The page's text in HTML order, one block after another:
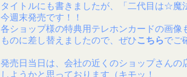
タイトルにも書きましたが、「二代目は☆魔
今週末発売です！！
各ショップ様の特典用テレホンカードの画像
ものに差し替えましたので、ぜひこちらでご
発売日当日は、会社の近くのショップさんの
しようかと思っております（キモッ！